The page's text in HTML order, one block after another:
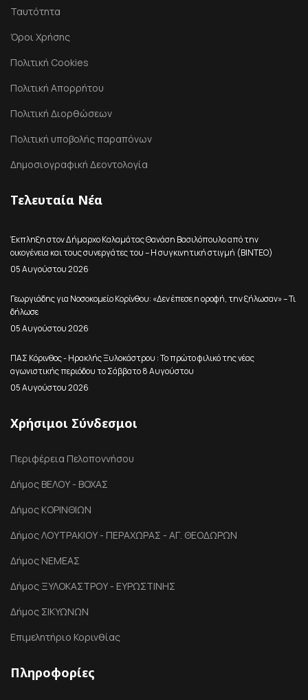
Ταυτότητα
Όροι Χρήσης
Πολιτική Cookies
Πολιτική Απορρήτου
Πολιτική Διορθώσεων
Πολιτική υποβολής παραπόνων
Δημοσιογραφική Δεοντολογία
Τελευταία Νέα
Έκπληξη στον Δήμαρχο Καλαμάτας Θανάση Βασιλόπουλο από την
οικογένεια και τους συνεργάτες του – Η συγκινητική στιγμή (ΒΙΝΤΕΟ)
05 Αυγούστου 2026
Γεωργιάδης για Νοσοκομείο Κορίνθου: «Δεν έπεσε η οροφή, την ξήλωσαν» – Τι
δήλωσε
05 Αυγούστου 2026
ΠΑΣ Κόρινθος - Ηρακλής Ξυλοκάστρου : Το πρώτο φιλικό της νέας
αγωνιστικής περιόδου το Σάββατο 8 Αυγούστου
05 Αυγούστου 2026
Χρήσιμοι Σύνδεσμοι
Περιφέρεια Πελοποννήσου
Δήμος ΒΕΛΟΥ - ΒΟΧΑΣ
Δήμος ΚΟΡΙΝΘΙΩΝ
Δήμος ΛΟΥΤΡΑΚΙΟΥ - ΠΕΡΑΧΩΡΑΣ - ΑΓ. ΘΕΟΔΩΡΩΝ
Δήμος ΝΕΜΕΑΣ
Δήμος ΞΥΛΟΚΑΣΤΡΟΥ - ΕΥΡΩΣΤΙΝΗΣ
Δήμος ΣΙΚΥΩΝΩΝ
Επιμελητήριο Κορινθίας
Πληροφορίες